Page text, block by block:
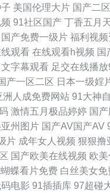
操逼色播 欧美国产日韩在线 91
久国产 色婷婷国产精品久久 99
天 91在线色 日本欧美视频 91制
日本啊v在线播放 操国产不卡
三级视频网址 91啦在线 欧
传媒 在线不卡av小电影 91爱豆
美国伦理大片 国产二
91社区国产 丁香五月
国产免费一级片 福利视
观看 在线观看h视频 国
文字幕观看 足交在线播放
产一区二区 日本一级婬
洲人成免费网站 91大神
激情五月极品婷婷 国
州图片 国产AV国产AV
片 成年女人视频 狠狠撸
国产欧美在线视频 欧美
蝶看片免费 白丝美女免
电影 91插插库 97超碰